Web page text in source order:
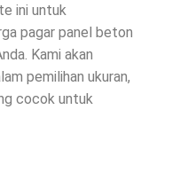
ini untuk
pagar panel beton
Kami akan
pemilihan ukuran,
cocok untuk